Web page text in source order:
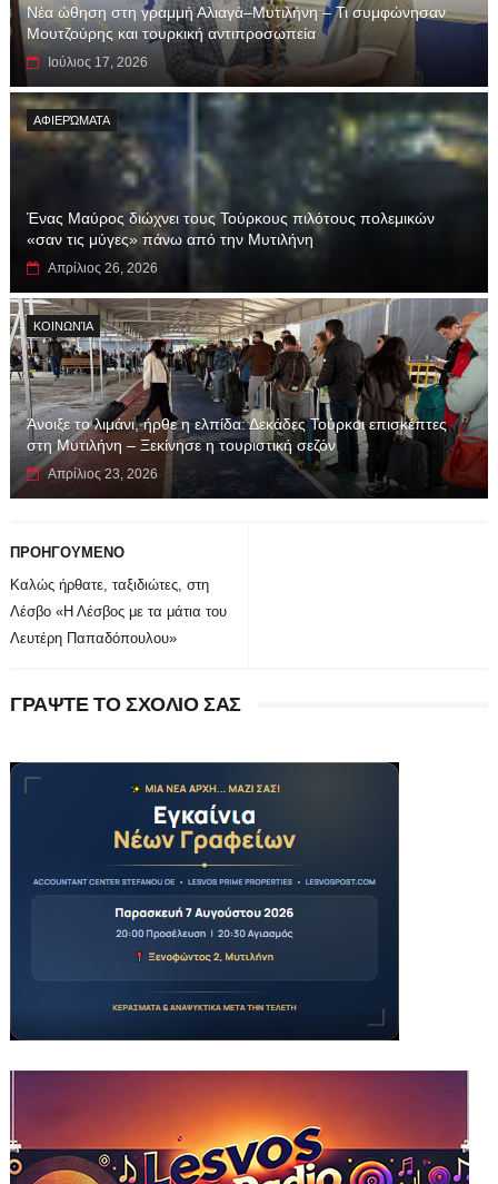
Νέα ώθηση στη γραμμή Αλιαγά–Μυτιλήνη – Τι συμφώνησαν
Μουτζούρης και τουρκική αντιπροσωπεία
Ιούλιος 17, 2026
ΑΦΙΕΡΏΜΑΤΑ
Ένας Μαύρος διώχνει τους Τούρκους πιλότους πολεμικών
«σαν τις μύγες» πάνω από την Μυτιλήνη
Απρίλιος 26, 2026
ΚΟΙΝΩΝΊΑ
Άνοιξε το λιμάνι, ήρθε η ελπίδα: Δεκάδες Τούρκοι επισκέπτες
στη Μυτιλήνη – Ξεκίνησε η τουριστική σεζόν
Απρίλιος 23, 2026
ΠΡΟΗΓΟΥΜΕΝΟ
Καλώς ήρθατε, ταξιδιώτες, στη
Λέσβο «Η Λέσβος με τα μάτια του
Λευτέρη Παπαδόπουλου»
ΓΡΑΨΤΕ ΤΟ ΣΧΟΛΙΟ ΣΑΣ